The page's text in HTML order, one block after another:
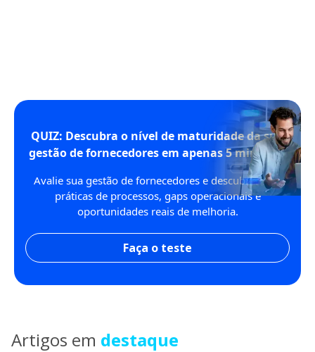
QUIZ: Descubra o nível de maturidade da sua
gestão de fornecedores em apenas 5 minutos!
Avalie sua gestão de fornecedores e descubra boas
práticas de processos, gaps operacionais e
oportunidades reais de melhoria.
Faça o teste
Artigos em destaque